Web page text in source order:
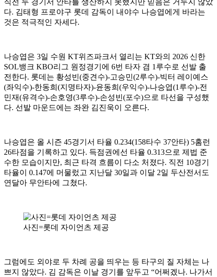
직전 두 경기서 안타를 생산하지 못했지만 믿음은 거두지 않았
다. 김태형 프로야구 롯데 감독이 내야수 나승엽에게 바라는
것은 적극적인 자세다.
나승엽은 3일 수원 KT위즈파크서 열리는 KT와의 2026 신한
SOL뱅크 KBO리그 원정경기에 6번 타자 겸 1루수로 선발 출
전한다. 롯데는 황성빈(중견수)-고승민(2루수)-빅터 레이예스
(좌익수)-한동희(지명타자)-윤동희(우익수)-나승엽(1루수)-전
민재(유격수)-손호영(3루수)-손성빈(포수)으로 타선을 구성했
다. 선발 마운드에는 좌완 김진욱이 오른다.
나승엽은 올 시즌 45경기서 타율 0.234(158타수 37안타) 5홈런
26타점을 기록하고 있다. 득점권에선 타율 0.313으로 제법 준
수한 모습이지만, 최근 타격 흐름이 다소 처졌다. 직전 10경기
타율이 0.147에 머물렀고 지난달 30일과 이달 2일 두산전서도
연달아 무안타에 그쳤다.
사진=롯데 자이언츠 제공
그럼에도 외야로 두 차례 공을 띄우는 등 타구의 질 자체는 나
쁘지 않았다. 김 감독은 이날 경기를 앞두고 “어쩌겠나. 나가서